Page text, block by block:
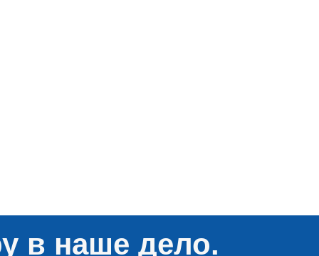
в наше дело.